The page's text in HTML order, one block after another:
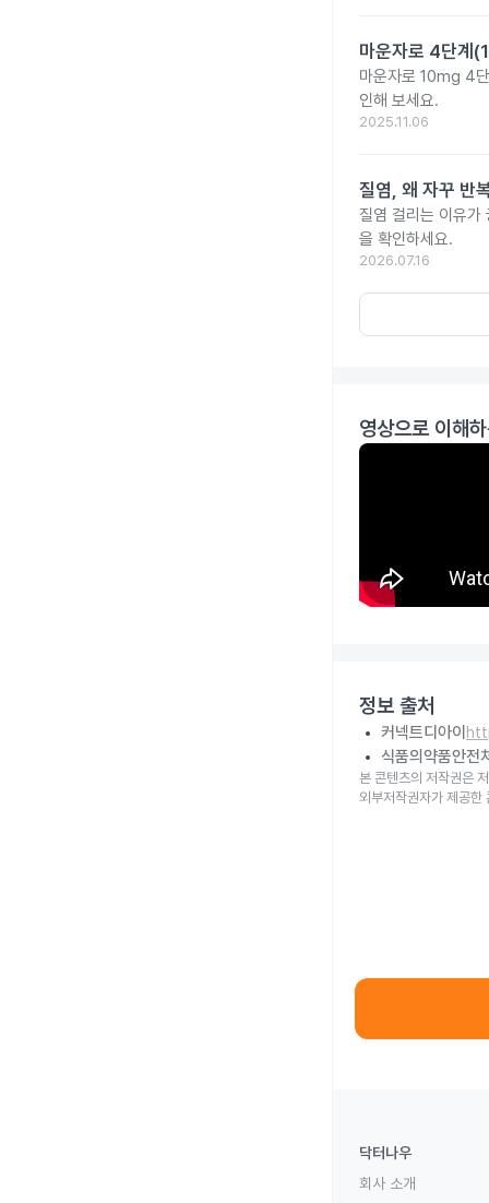
마운자로 4단계
마운자로 10mg 4
인해 보세요.
2025.11.06
질염, 왜 자꾸 반
질염 걸리는 이유가
을 확인하세요.
2026.07.16
영상으로 이해
정보 출처
커넥트디아이
식품의약품안전
본 콘텐츠의 저작권은
외부저작권자가 제공한
닥터나우
회사 소개